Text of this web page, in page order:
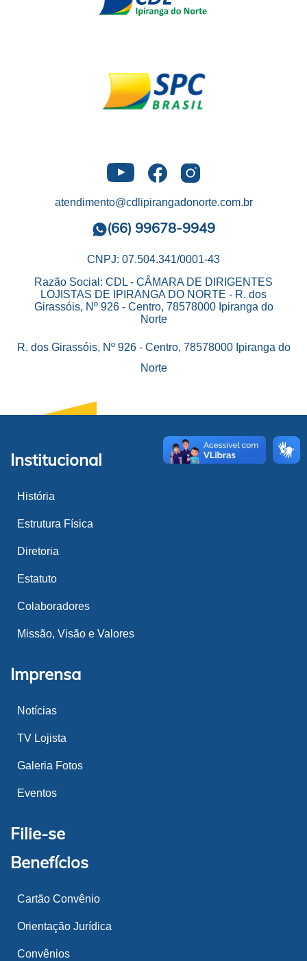
atendimento@cdlipirangadonorte.com.br
(66) 99678-9949
CNPJ: 07.504.341/0001-43
Razão Social: CDL - CÂMARA DE DIRIGENTES
LOJISTAS DE IPIRANGA DO NORTE - R. dos
Girassóis, Nº 926 - Centro, 78578000 Ipiranga do
Norte
R. dos Girassóis, Nº 926 - Centro, 78578000 Ipiranga do
Norte
Institucional
História
Estrutura Física
Diretoria
Estatuto
Colaboradores
Missão, Visão e Valores
Imprensa
Notícias
TV Lojista
Galeria Fotos
Eventos
Filie-se
Benefícios
Cartão Convênio
Orientação Jurídica
Convênios